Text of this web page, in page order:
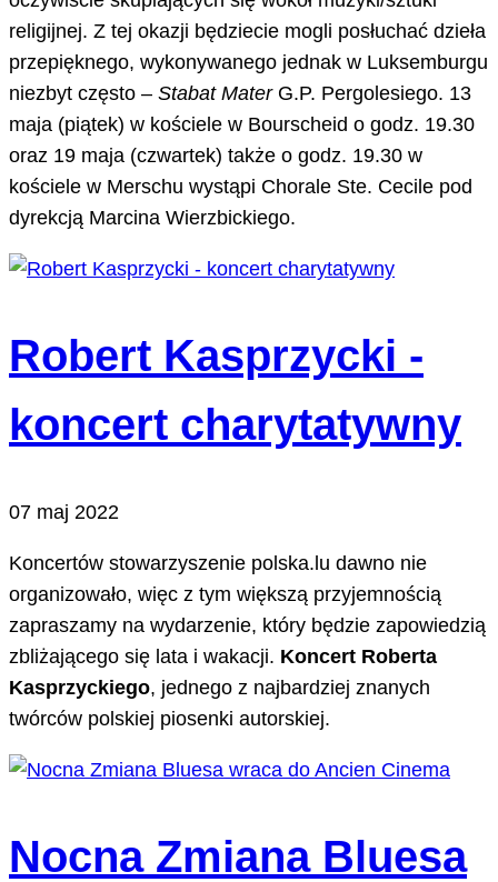
religijnej. Z tej okazji będziecie mogli posłuchać dzieła
przepięknego, wykonywanego jednak w Luksemburgu
niezbyt często – Stabat MaterG.P. Pergolesiego. 13
maja (piątek) w kościele w Bourscheid o godz. 19.30
oraz 19 maja (czwartek) także o godz. 19.30 w
kościele w Merschu wystąpi Chorale Ste. Cecile pod
dyrekcją Marcina Wierzbickiego.
Robert Kasprzycki -
koncert charytatywny
07 maj 2022
Koncertów stowarzyszenie polska.lu dawno nie
organizowało, więc z tym większą przyjemnością
zapraszamy na wydarzenie, który będzie zapowiedzią
zbliżającego się lata i wakacji. Koncert Roberta
Kasprzyckiego, jednego z najbardziej znanych
twórców polskiej piosenki autorskiej.
Nocna Zmiana Bluesa